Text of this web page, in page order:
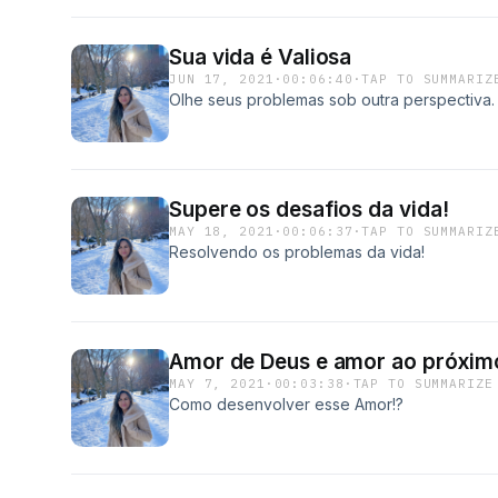
Sua vida é Valiosa
JUN 17, 2021 · 00:06:40 ·TAP TO
Olhe seus problemas sob outra perspectiva.
Supere os desafios da vida!
MAY 18, 2021 · 00:06:37 ·TAP TO
Resolvendo os problemas da vida!
Amor de Deus e amor ao
MAY 7, 2021 · 00:03:38 · TAP TO SUMMARIZE
Como desenvolver esse Amor!?